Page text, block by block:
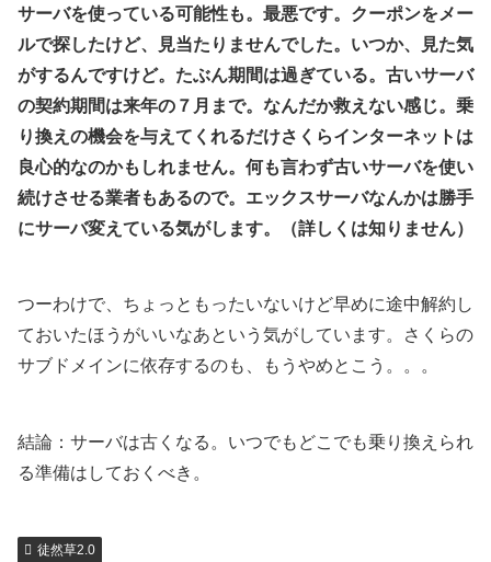
サーバを使っている可能性も。最悪です。クーポンをメー
ルで探したけど、見当たりませんでした。いつか、見た気
がするんですけど。たぶん期間は過ぎている。古いサーバ
の契約期間は来年の７月まで。なんだか救えない感じ。乗
り換えの機会を与えてくれるだけさくらインターネットは
良心的なのかもしれません。何も言わず古いサーバを使い
続けさせる業者もあるので。エックスサーバなんかは勝手
にサーバ変えている気がします。（詳しくは知りません）
つーわけで、ちょっともったいないけど早めに途中解約し
ておいたほうがいいなあという気がしています。さくらの
サブドメインに依存するのも、もうやめとこう。。。
結論：サーバは古くなる。いつでもどこでも乗り換えられ
る準備はしておくべき。
徒然草2.0